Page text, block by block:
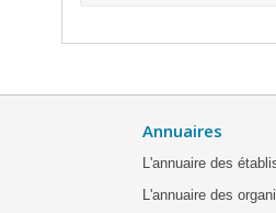
Annuaires
L'annuaire des
L'annuaire des